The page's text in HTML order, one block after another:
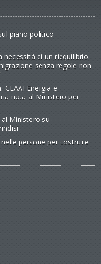
piano politico
necessità di un riequilibrio.
senza regole non
CLAAI Energia e
nota al Ministero per
Ministero su
persone per costruire